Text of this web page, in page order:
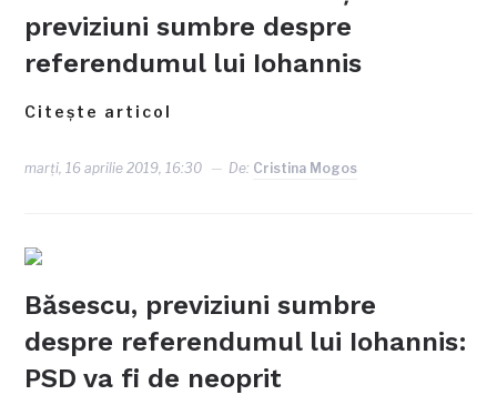
previziuni sumbre despre
referendumul lui Iohannis
Citește articol
marți, 16 aprilie 2019, 16:30 De: Cristina Mogos
Băsescu, previziuni sumbre
despre referendumul lui Iohannis:
PSD va fi de neoprit